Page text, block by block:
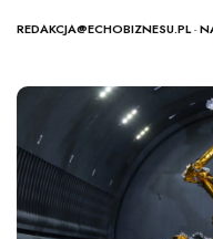
REDAKCJA@ECHOBIZNESU.PL-